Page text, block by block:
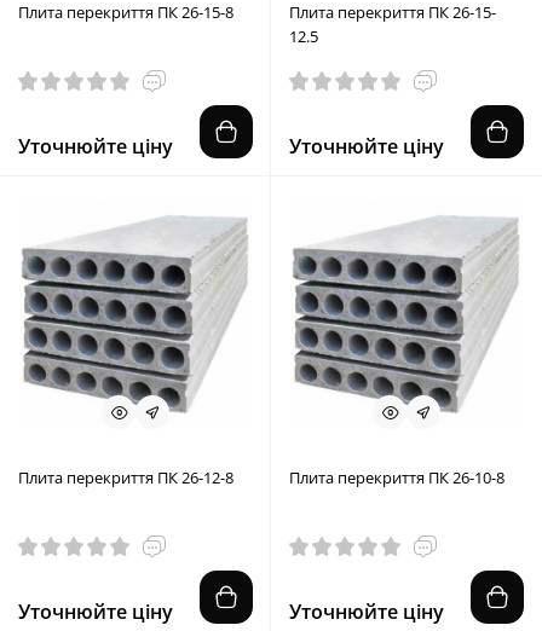
Плита перекриття ПК 26-15-8
Уточнюйте ціну
Плита перекриття ПК 26-15-
12.5
Уточнюйте ціну
Плита перекриття ПК 26-12-8
Уточнюйте ціну
Плита перекриття ПК 26-10-8
Уточнюйте ціну